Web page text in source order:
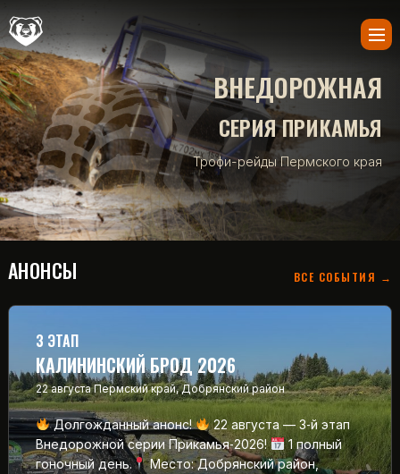
ВНЕДОРОЖНАЯ
СЕРИЯ ПРИКАМЬЯ
Трофи-рейды Пермского края
АНОНСЫ ВСЕ СОБЫТИЯ →
3 ЭТАП
КАЛИНИНСКИЙ БРОД 2026
22 августа Пермский край, Добрянский район
Долгожданный анонс!
22 августа — 3‑й этап
Внедорожной серии Прикамья‑2026!
1 полный
гоночный день.
Место: Добрянский район,